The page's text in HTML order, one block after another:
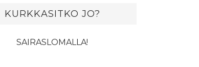
KURKKASITKO JO?
SAIRASLOMALLA!